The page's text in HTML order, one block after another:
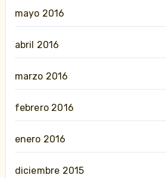
mayo 2016
abril 2016
marzo 2016
febrero 2016
enero 2016
diciembre 2015